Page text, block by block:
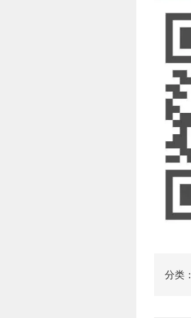
分类：